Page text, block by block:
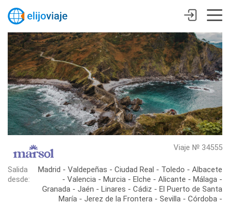
Viaje № 34555
Salida
desde:
Madrid - Valdepeñas - Ciudad Real - Toledo - Albacete
- Valencia - Murcia - Elche - Alicante - Málaga -
Granada - Jaén - Linares - Cádiz - El Puerto de Santa
María - Jerez de la Frontera - Sevilla - Córdoba -